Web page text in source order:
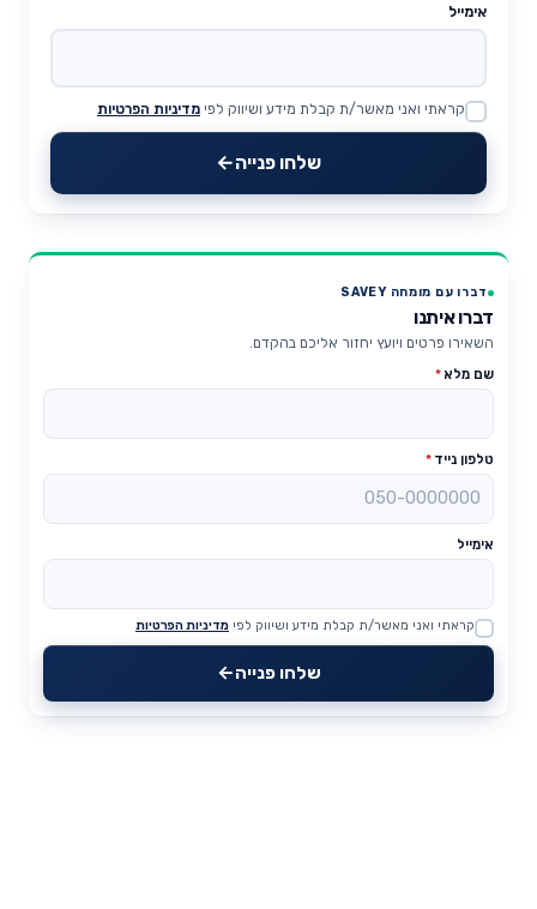
אימייל
Website
קראתי ואני מאשר/ת קבלת מידע ושיווק לפי מדיניות הפרטיות
שלחו פנייה
דברו עם מומחה SAVEY
דברו איתנו
השאירו פרטים ויועץ יחזור אליכם בהקדם.
שם מלא*
טלפון נייד *
אימייל
Website
קראתי ואני מאשר/ת קבלת מידע ושיווק לפי מדיניות הפרטיות
שלחו פנייה